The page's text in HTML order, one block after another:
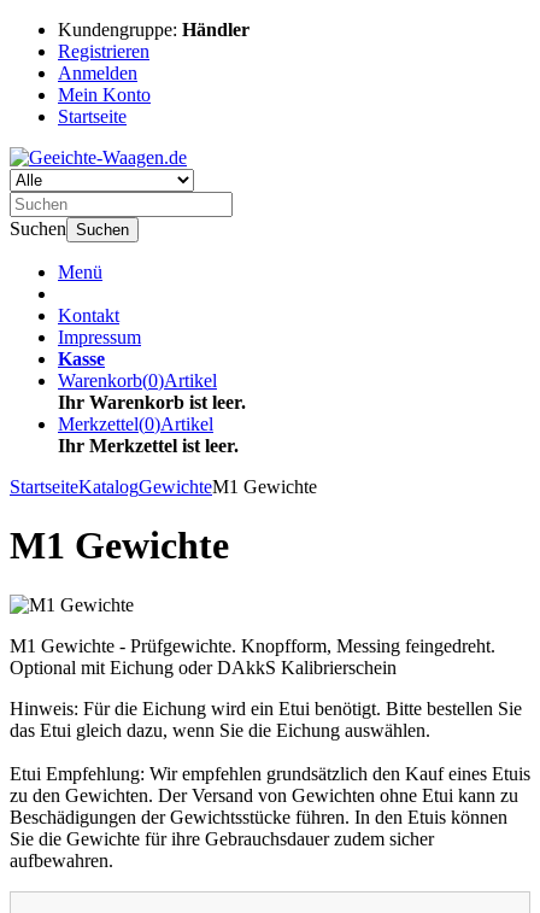
Kundengruppe: Händler
Registrieren
Anmelden
Mein Konto
Startseite
Suchen Suchen
Menü
Kontakt
Impressum
Kasse
Warenkorb(0)Artikel
Ihr Warenkorb ist leer.
Merkzettel(0)Artikel
Ihr Merkzettel ist leer.
StartseiteKatalogGewichteM1 Gewichte
M1 Gewichte
M1 Gewichte - Prüfgewichte. Knopfform, Messing feingedreht.
Optional mit Eichung oder DAkkS Kalibrierschein
Hinweis: Für die Eichung wird ein Etui benötigt. Bitte bestellen Sie
das Etui gleich dazu, wenn Sie die Eichung auswählen.
Etui Empfehlung: Wir empfehlen grundsätzlich den Kauf eines Etuis
zu den Gewichten. Der Versand von Gewichten ohne Etui kann zu
Beschädigungen der Gewichtsstücke führen. In den Etuis können
Sie die Gewichte für ihre Gebrauchsdauer zudem sicher
aufbewahren.